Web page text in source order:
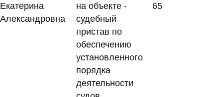
Екатерина
Александровна
на объекте -
судебный
пристав по
обеспечению
установленного
порядка
деятельности
65